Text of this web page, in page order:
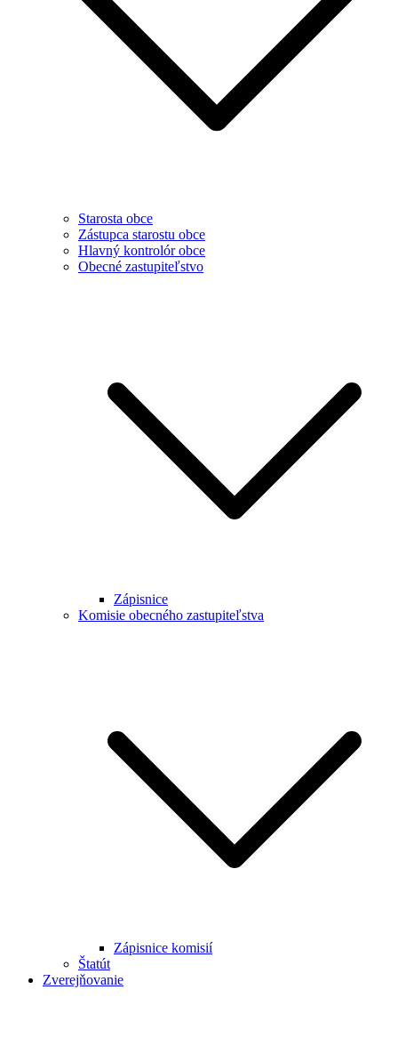
Starosta obce
Zástupca starostu obce
Hlavný kontrolór obce
Obecné zastupiteľstvo
Zápisnice
Komisie obecného zastupiteľstva
Zápisnice komisií
Štatút
Zverejňovanie